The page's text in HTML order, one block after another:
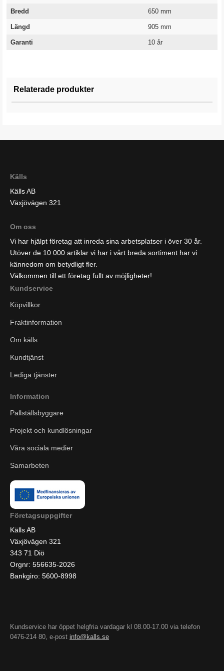
Bredd 650 mm
Längd 905 mm
Garanti 10 år
Relaterade produkter
Källs
Källs AB
Växjövägen 321
Om oss
Vi har hjälpt företag att inreda sina arbetsplatser i över 30 år.
Utöver de 10 000 artiklar vi har i vårt breda sortiment har vi
kännedom om betydligt fler.
Välkommen till ett företag fullt av möjligheter!
Kundservice
Köpvillkor
Fraktinformation
Om källs
Kundtjänst
Lediga tjänster
Information
Pallställsbyggare
Projekt och kundlösningar
Våra sociala medier
Samarbeten
Företagsuppgifter
Källs AB
Växjövägen 321
343 71 Diö
Orgnr: 556635-2026
Bankgiro: 5600-8998
Kundservice har öppet helgfria vardagar kl 08.00-17.00 via telefon
0476-214 80, e-post info@kalls.se